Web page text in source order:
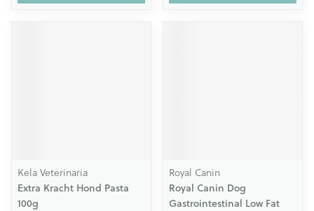
Kela Veterinaria
Extra Kracht Hond Pasta
100g
Royal Canin
Royal Canin Dog
Gastrointestinal Low Fat